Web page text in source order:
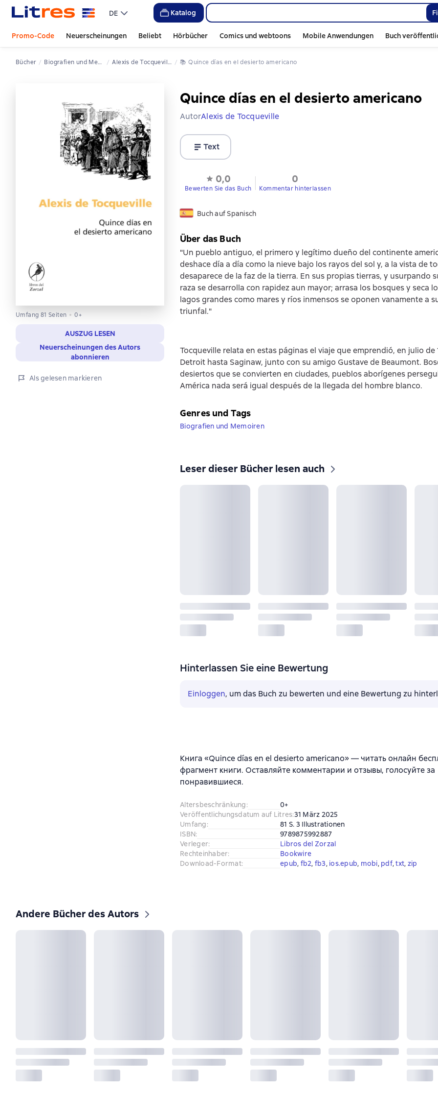
DE Katalog
Promo-Code Neuerscheinungen Beliebt Hörbücher Comics und webtoons Mobile Anwendungen Buch
Bücher Biografien und Memoiren Alexis de Tocqueville 📚 Quince días en el desierto americano
Umfang 81 Seiten 0+
AUSZUG LESEN
Neuerscheinungen des Autors
abonnieren
Als gelesen markieren
Quince días en el desierto americano
AutorAlexis de Tocqueville
Text
0,0
Bewerten Sie das Buch
0
Kommentar hinterlassen
Buch auf Spanisch
Über das Buch
"Un pueblo antiguo, el primero y legítimo dueño del continente
deshace día a día como la nieve bajo los rayos del sol y, a la vista de
desaparece de la faz de la tierra. En sus propias tierras, y usurpando
raza se desarrolla con rapidez aun mayor; arrasa los bosques y seca
lagos grandes como mares y ríos inmensos se oponen vanamente a
triunfal."
Tocqueville relata en estas páginas el viaje que emprendió, en julio de
Detroit hasta Saginaw, junto con su amigo Gustave de Beaumont.
desiertos que se convierten en ciudades, pueblos aborígenes
América nada será igual después de la llegada del hombre blanco.
Genres und Tags
Biografien und Memoiren
Leser dieser Bücher lesen auch
Hinterlassen Sie eine Bewertung
Einloggen, um das Buch zu bewerten und eine Bewertung zu
Книга «Quince días en el desierto americano» — читать онлайн
фрагмент книги. Оставляйте комментарии и отзывы, голосуйте за
понравившиеся.
Altersbeschränkung:
0+
Veröffentlichungsdatum auf Litres:31 März 2025
Umfang:
81 S. 3 Illustrationen
ISBN:
9789875992887
Verleger:
Libros del Zorzal
Rechteinhaber:
Bookwire
Download-Format: epub, fb2, fb3, ios.epub, mobi, pdf, txt, zip
Andere Bücher des Autors